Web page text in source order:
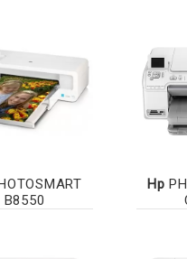
B8550
Hp